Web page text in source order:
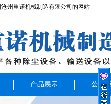
州重诺机械制造有限公司的网站
产品展示 公司